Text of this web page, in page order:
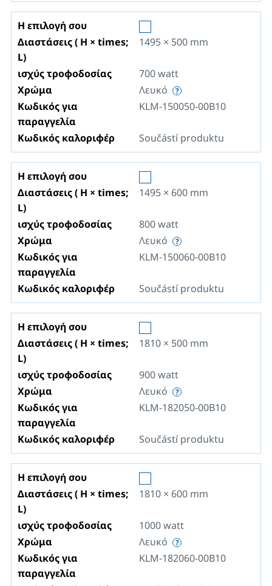
Η επιλογή σου
Διαστάσεις ( H × times;
L)
1495 × 500 mm
ισχύς τροφοδοσίας 700watt
Χρώμα
Λευκό
Κωδικός για
παραγγελία
KLM-150050-00B10
Κωδικός καλοριφέρ Součástí produktu
Η επιλογή σου
Διαστάσεις ( H × times;
L)
1495 × 600 mm
ισχύς τροφοδοσίας 800watt
Χρώμα
Λευκό
Κωδικός για
παραγγελία
KLM-150060-00B10
Κωδικός καλοριφέρ Součástí produktu
Η επιλογή σου
Διαστάσεις ( H × times;
L)
1810 × 500 mm
ισχύς τροφοδοσίας 900watt
Χρώμα
Λευκό
Κωδικός για
παραγγελία
KLM-182050-00B10
Κωδικός καλοριφέρ Součástí produktu
Η επιλογή σου
Διαστάσεις ( H × times;
L)
1810 × 600 mm
ισχύς τροφοδοσίας 1000watt
Χρώμα
Λευκό
Κωδικός για
παραγγελία
KLM-182060-00B10